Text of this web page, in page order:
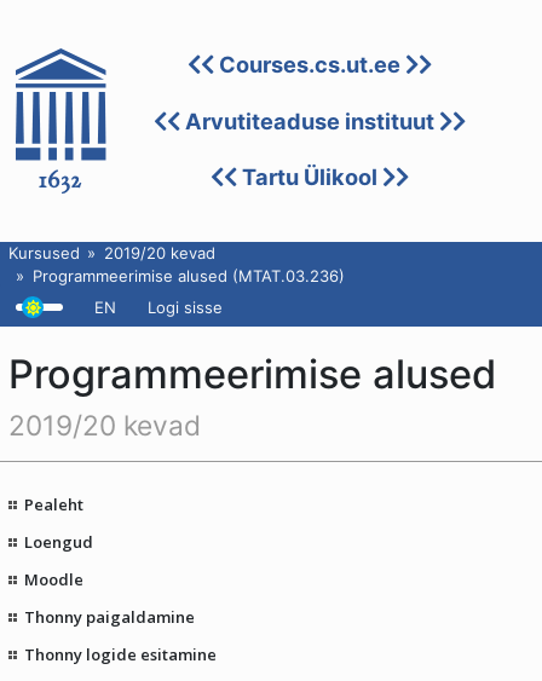
Courses.cs.ut.ee
Arvutiteaduse instituut
Tartu Ülikool
Kursused
2019/20 kevad
Programmeerimise alused (MTAT.03.236)
EN
Logi sisse
Programmeerimise alused
2019/20 kevad
Pealeht
Loengud
Moodle
Thonny paigaldamine
Thonny logide esitamine